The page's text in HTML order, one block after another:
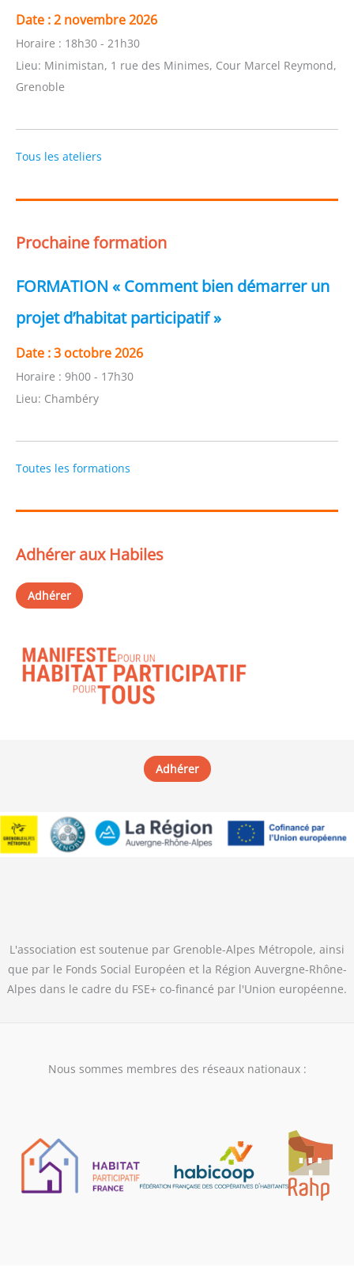
Date :2 novembre 2026
Horaire : 18h30 - 21h30
Lieu: Minimistan, 1 rue des Minimes, Cour Marcel Reymond,
Grenoble
Tous les ateliers
Prochaine formation
FORMATION « Comment bien démarrer un
projet d’habitat participatif »
Date :3 octobre 2026
Horaire : 9h00 - 17h30
Lieu: Chambéry
Toutes les formations
Adhérer aux Habiles
Adhérer
Adhérer
L'association est soutenue par Grenoble-Alpes Métropole, ainsi
que par le Fonds Social Européen et la Région Auvergne-Rhône-
Alpes dans le cadre du FSE+ co-financé par l'Union européenne.
Nous sommes membres des réseaux nationaux :